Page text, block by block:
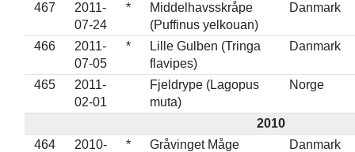
467
2011-
07-24
*
Middelhavsskråpe
(Puffinus yelkouan)
Danmark
466
2011-
07-05
*
Lille Gulben (Tringa
flavipes)
Danmark
465
2011-
02-01
Fjeldrype (Lagopus
muta)
Norge
2010
464
2010-
*
Gråvinget Måge
Danmark